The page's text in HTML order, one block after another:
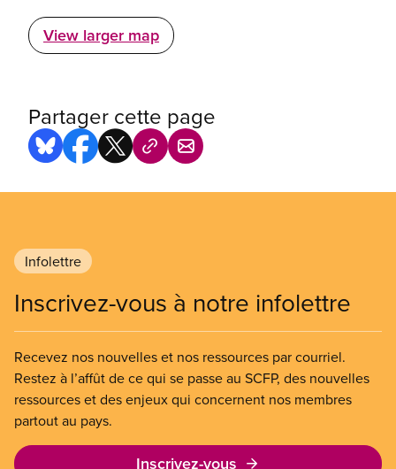
View larger map
Partager cette page
Infolettre
Inscrivez-vous à notre infolettre
Recevez nos nouvelles et nos ressources par courriel.
Restez à l’affût de ce qui se passe au SCFP, des nouvelles
ressources et des enjeux qui concernent nos membres
partout au pays.
Inscrivez-vous